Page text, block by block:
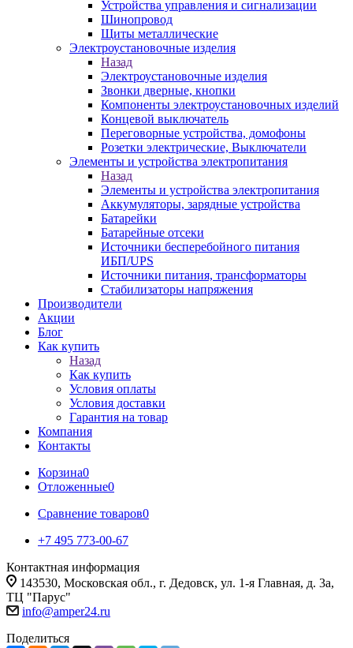
Устройства управления и сигнализации
Шинопровод
Щиты металлические
Электроустановочные изделия
Назад
Электроустановочные изделия
Звонки дверные, кнопки
Компоненты электроустановочных изделий
Концевой выключатель
Переговорные устройства, домофоны
Розетки электрические, Выключатели
Элементы и устройства электропитания
Назад
Элементы и устройства электропитания
Аккумуляторы, зарядные устройства
Батарейки
Батарейные отсеки
Источники бесперебойного питания
ИБП/UPS
Источники питания, трансформаторы
Стабилизаторы напряжения
Производители
Акции
Блог
Как купить
Назад
Как купить
Условия оплаты
Условия доставки
Гарантия на товар
Компания
Контакты
Корзина0
Отложенные0
Сравнение товаров0
+7 495 773-00-67
Контактная информация
143530, Московская обл., г. Дедовск, ул. 1-я Главная, д. 3а,
ТЦ "Парус"
info@amper24.ru
Поделиться